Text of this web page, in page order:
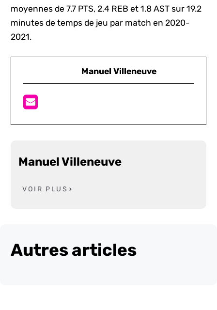
moyennes de 7.7 PTS, 2.4 REB et 1.8 AST sur 19.2
minutes de temps de jeu par match en 2020-
2021.
Manuel Villeneuve
Manuel Villeneuve
VOIR PLUS
Autres articles